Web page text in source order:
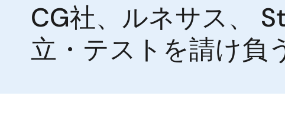
パ
ン
く
CG社、ルネサス、
立・テストを請け負